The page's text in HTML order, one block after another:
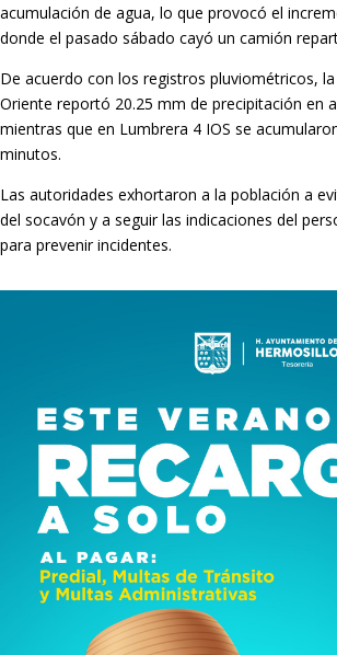
acumulación de agua, lo que provocó el
donde el pasado sábado cayó un camión
De acuerdo con los registros pluviométricos,
Oriente reportó 20.25 mm de precipitación en
mientras que en Lumbrera 4 IOS se
minutos.
Las autoridades exhortaron a la población a
del socavón y a seguir las indicaciones del
para prevenir incidentes.